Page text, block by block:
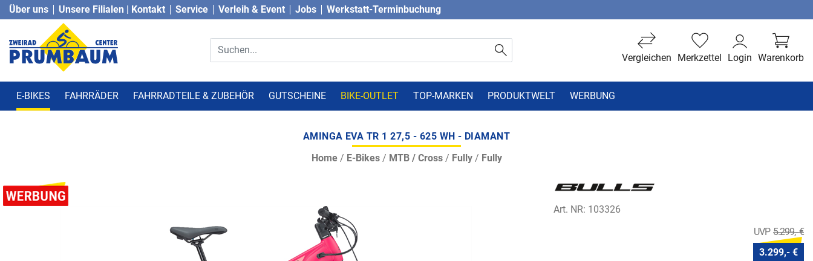
Über uns Unsere Filialen | Kontakt Service Verleih & Event Jobs Werkstatt-Terminbuchung
Warenkorb
Login
Merkzettel
Vergleichen
E-BIKES FAHRRÄDER FAHRRADTEILE & ZUBEHÖR GUTSCHEINE BIKE-OUTLET TOP-MARKEN PRODUKTWELT WERBUNG
AMINGA EVA TR 1 27,5 - 625 WH - DIAMANT
Home/ E-Bikes/ MTB / Cross/ Fully/ Fully
Art. NR: 103326
5.299,- €
3.299,- €